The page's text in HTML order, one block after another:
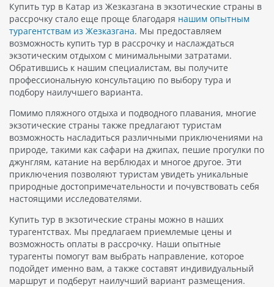
Купить тур в Катар из Жезказгана в экзотические страны в
рассрочку стало еще проще благодаря нашим опытным
турагентствам из Жезказгана. Мы предоставляем
возможность купить тур в рассрочку и наслаждаться
экзотическим отдыхом с минимальными затратами.
Обратившись к нашим специалистам, вы получите
профессиональную консультацию по выбору тура и
подбору наилучшего варианта.
Помимо пляжного отдыха и подводного плавания, многие
экзотические страны также предлагают туристам
возможность насладиться различными приключениями на
природе, такими как сафари на джипах, пешие прогулки по
джунглям, катание на верблюдах и многое другое. Эти
приключения позволяют туристам увидеть уникальные
природные достопримечательности и почувствовать себя
настоящими исследователями.
Купить тур в экзотические страны можно в наших
турагентствах. Мы предлагаем приемлемые цены и
возможность оплаты в рассрочку. Наши опытные
турагенты помогут вам выбрать направление, которое
подойдет именно вам, а также составят индивидуальный
маршрут и подберут наилучший вариант размещения.